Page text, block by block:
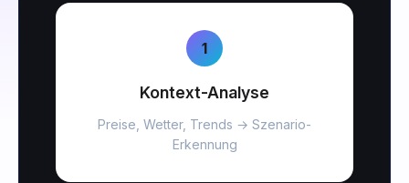
1
Kontext-Analyse
Preise, Wetter, Trends → Szenario-
Erkennung